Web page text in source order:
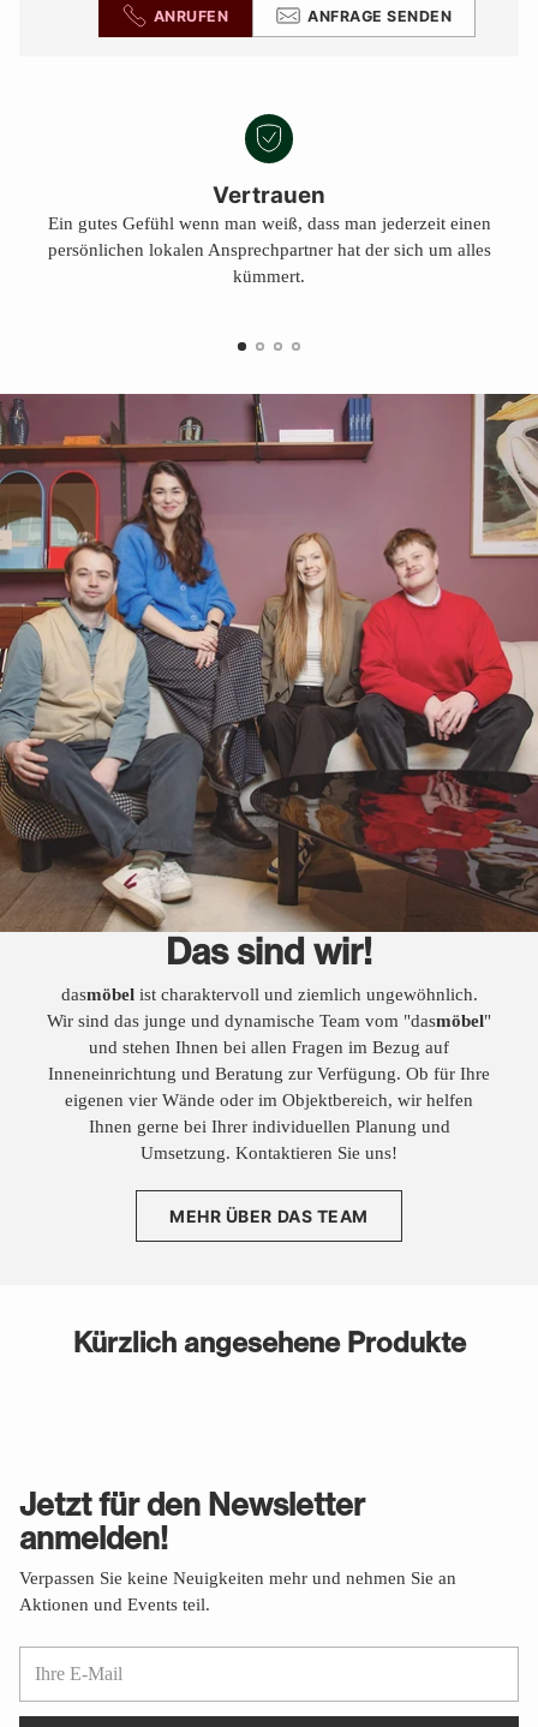
ANRUFEN ANFRAGE SENDEN
Vertrauen
Ein gutes Gefühl wenn man weiß, dass man jederzeit einen
persönlichen lokalen Ansprechpartner hat der sich um alles
kümmert.
Das sind wir!
dasmöbelist charaktervoll und ziemlich ungewöhnlich.
Wir sind das junge und dynamische Team vom "dasmöbel"
und stehen Ihnen bei allen Fragen im Bezug auf
Inneneinrichtung und Beratung zur Verfügung. Ob für Ihre
eigenen vier Wände oder im Objektbereich, wir helfen
Ihnen gerne bei Ihrer individuellen Planung und
Umsetzung. Kontaktieren Sie uns!
MEHR ÜBER DAS TEAM
Kürzlich angesehene Produkte
Jetzt für den Newsletter
anmelden!
Verpassen Sie keine Neuigkeiten mehr und nehmen Sie an
Aktionen und Events teil.